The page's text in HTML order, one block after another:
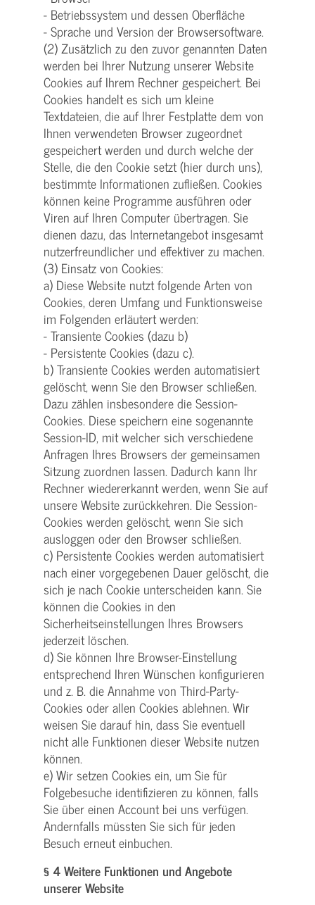
- Betriebssystem und dessen Oberfläche
- Sprache und Version der Browsersoftware.
(2) Zusätzlich zu den zuvor genannten Daten
werden bei Ihrer Nutzung unserer Website
Cookies auf Ihrem Rechner gespeichert. Bei
Cookies handelt es sich um kleine
Textdateien, die auf Ihrer Festplatte dem von
Ihnen verwendeten Browser zugeordnet
gespeichert werden und durch welche der
Stelle, die den Cookie setzt (hier durch uns),
bestimmte Informationen zufließen. Cookies
können keine Programme ausführen oder
Viren auf Ihren Computer übertragen. Sie
dienen dazu, das Internetangebot insgesamt
nutzerfreundlicher und effektiver zu machen.
(3) Einsatz von Cookies:
a) Diese Website nutzt folgende Arten von
Cookies, deren Umfang und Funktionsweise
im Folgenden erläutert werden:
- Transiente Cookies (dazu b)
- Persistente Cookies (dazu c).
b) Transiente Cookies werden automatisiert
gelöscht, wenn Sie den Browser schließen.
Dazu zählen insbesondere die Session-
Cookies. Diese speichern eine sogenannte
Session-ID, mit welcher sich verschiedene
Anfragen Ihres Browsers der gemeinsamen
Sitzung zuordnen lassen. Dadurch kann Ihr
Rechner wiedererkannt werden, wenn Sie auf
unsere Website zurückkehren. Die Session-
Cookies werden gelöscht, wenn Sie sich
ausloggen oder den Browser schließen.
c) Persistente Cookies werden automatisiert
nach einer vorgegebenen Dauer gelöscht, die
sich je nach Cookie unterscheiden kann. Sie
können die Cookies in den
Sicherheitseinstellungen Ihres Browsers
jederzeit löschen.
d) Sie können Ihre Browser-Einstellung
entsprechend Ihren Wünschen konfigurieren
und z. B. die Annahme von Third-Party-
Cookies oder allen Cookies ablehnen. Wir
weisen Sie darauf hin, dass Sie eventuell
nicht alle Funktionen dieser Website nutzen
können.
e) Wir setzen Cookies ein, um Sie für
Folgebesuche identifizieren zu können, falls
Sie über einen Account bei uns verfügen.
Andernfalls müssten Sie sich für jeden
Besuch erneut einbuchen.
§ 4 Weitere Funktionen und Angebote
unserer Website